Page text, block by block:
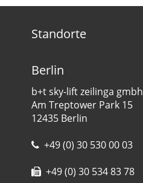
Standorte
Berlin
b+t sky-lift zeilinga gmbh
Am Treptower Park 15
12435 Berlin
+49 (0) 30 530 00 03
+49 (0) 30 534 83 78